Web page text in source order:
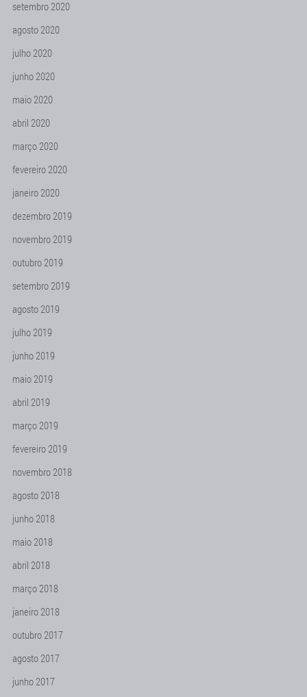
setembro 2020
agosto 2020
julho 2020
junho 2020
maio 2020
abril 2020
março 2020
fevereiro 2020
janeiro 2020
dezembro 2019
novembro 2019
outubro 2019
setembro 2019
agosto 2019
julho 2019
junho 2019
maio 2019
abril 2019
março 2019
fevereiro 2019
novembro 2018
agosto 2018
junho 2018
maio 2018
abril 2018
março 2018
janeiro 2018
outubro 2017
agosto 2017
junho 2017